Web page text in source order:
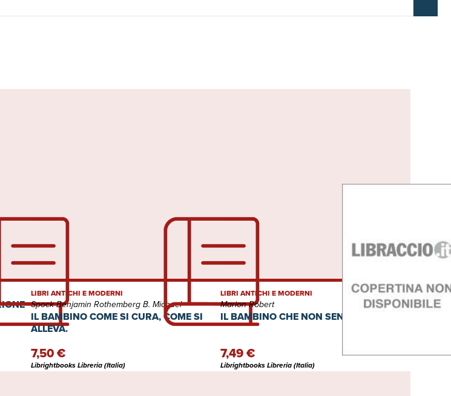
IL BAMBINO COME SI CURA, COME SI
ALLEVA.
LIBRI ANTICHI E MODERNI
Spock Benjamin Rothemberg B. Michael
7,50 €
Librightbooks Libreria (Italia)
IL BAMBINO CHE NON SENTIVA DOLORE
LIBRI ANTICHI E MODERNI
Marion Robert
7,49 €
Librightbooks Libreria (Italia)